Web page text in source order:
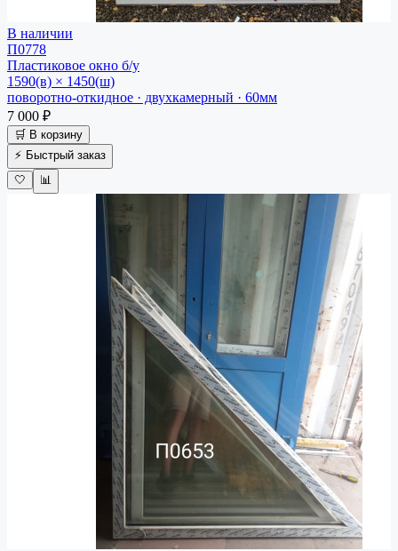
В наличии
П0778
Пластиковое окно б/у
1590(в) × 1450(ш)
поворотно-откидное · двухкамерный · 60мм
7 000 ₽
🛒 В корзину
⚡ Быстрый заказ
🤍
📊